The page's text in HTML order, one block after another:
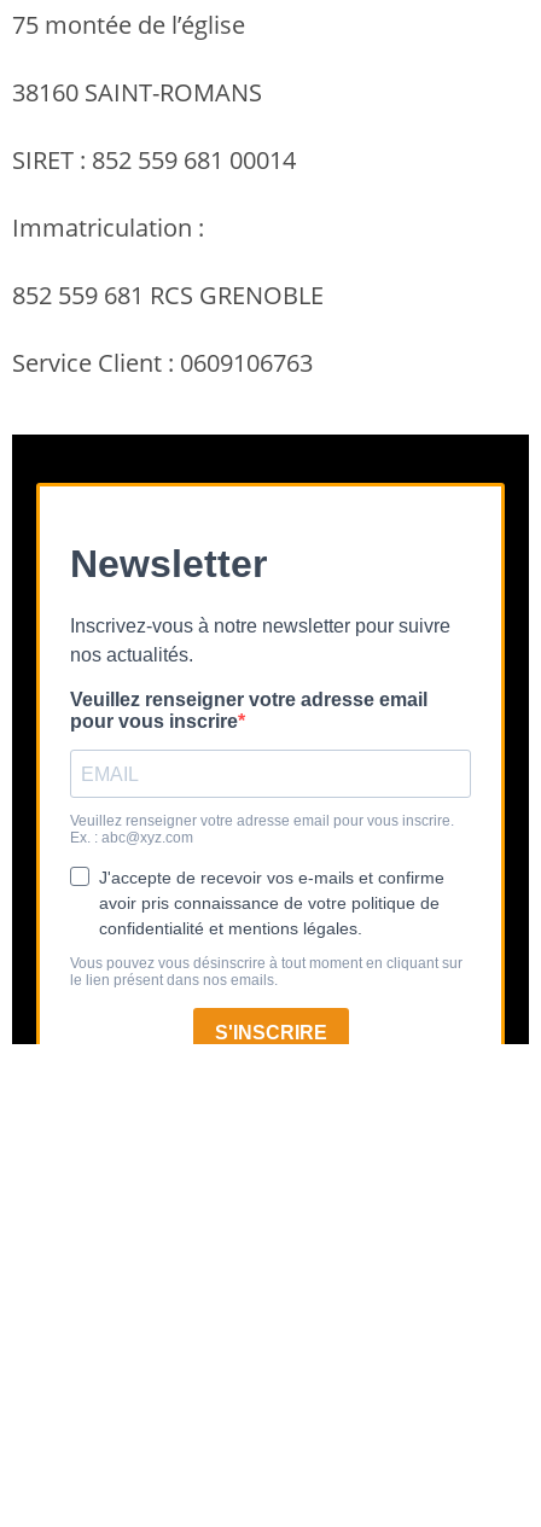
75 montée de l’église
38160 SAINT-ROMANS
SIRET : 852 559 681 00014
Immatriculation :
852 559 681 RCS GRENOBLE
Service Client : 0609106763